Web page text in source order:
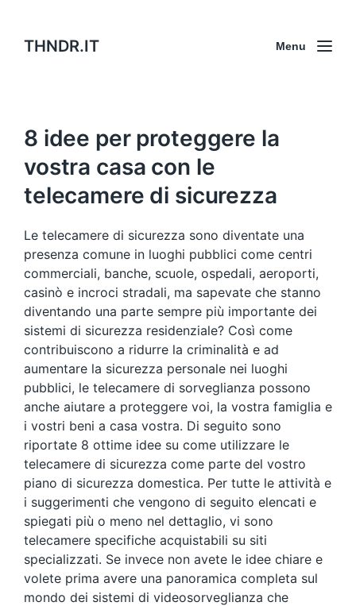
THNDR.IT Menu
8 idee per proteggere la
vostra casa con le
telecamere di sicurezza
Le telecamere di sicurezza sono diventate una
presenza comune in luoghi pubblici come centri
commerciali, banche, scuole, ospedali, aeroporti,
casinò e incroci stradali, ma sapevate che stanno
diventando una parte sempre più importante dei
sistemi di sicurezza residenziale? Così come
contribuiscono a ridurre la criminalità e ad
aumentare la sicurezza personale nei luoghi
pubblici, le telecamere di sorveglianza possono
anche aiutare a proteggere voi, la vostra famiglia e
i vostri beni a casa vostra. Di seguito sono
riportate 8 ottime idee su come utilizzare le
telecamere di sicurezza come parte del vostro
piano di sicurezza domestica. Per tutte le attività e
i suggerimenti che vengono di seguito elencati e
spiegati più o meno nel dettaglio, vi sono
telecamere specifiche acquistabili su siti
specializzati. Se invece non avete le idee chiare e
volete prima avere una panoramica completa sul
mondo dei sistemi di videosorveglianza che